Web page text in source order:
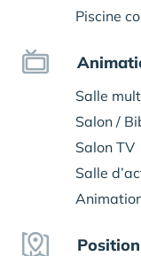
Piscine
Salle
Salon /
Salon TV
Salle